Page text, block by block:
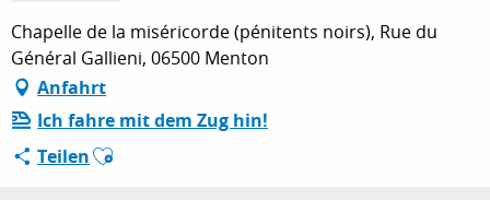
ESPACE PRO
Chapelle de la miséricorde (pénitents noirs), Rue du
Général Gallieni, 06500 Menton
Anfahrt
Ich fahre mit dem Zug hin!
TeilenAjouter aux favoris